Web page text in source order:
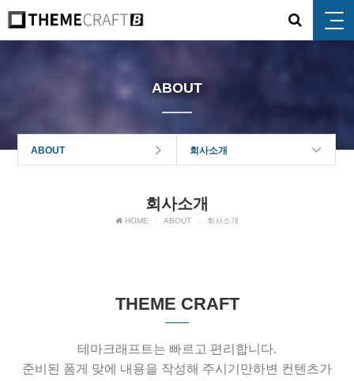
ABOUT
ABOUT 회사소개
회사소개
HOME ABOUT 회사소개
THEME CRAFT
테마크래프트는 빠르고 편리합니다.
준비된 폼게 맞에 내용을 작성해 주시기만하변 컨텐츠가